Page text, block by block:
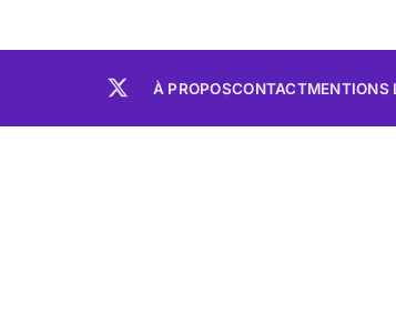
À PROPOSCONTACTMENTIONS